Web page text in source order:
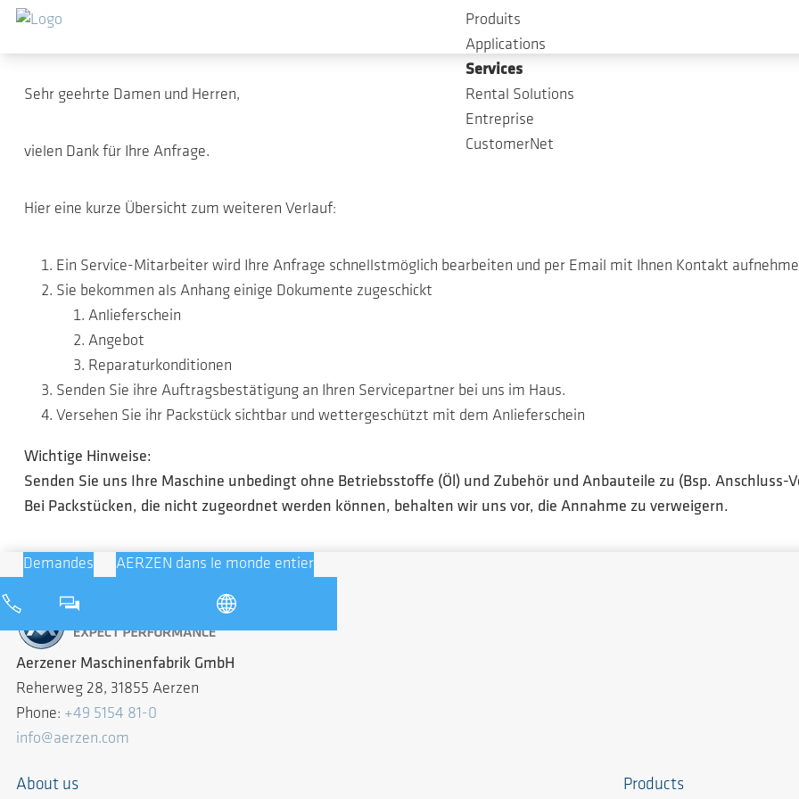
Sauter au contenu principal
Produits
Applications
Services
Rental Solutions
Entreprise
CustomerNet
Vielen Dank für Ihre Anfrage!
Sehr geehrte Damen und Herren,
vielen Dank für Ihre Anfrage.
Hier eine kurze Übersicht zum weiteren Verlauf:
Ein Service-Mitarbeiter wird Ihre Anfrage schnellstmöglich bearbeiten und per Email mit Ihnen Kontakt
Sie bekommen als Anhang einige Dokumente zugeschickt
Anlieferschein
Angebot
Reparaturkonditionen
Senden Sie ihre Auftragsbestätigung an Ihren Servicepartner bei uns im Haus.
Versehen Sie ihr Packstück sichtbar und wettergeschützt mit dem Anlieferschein
Wichtige Hinweise:
Senden Sie uns Ihre Maschine unbedingt ohne Betriebsstoffe (Öl) und Zubehör und Anbauteile zu (Bsp. Anschluss-
Bei Packstücken, die nicht zugeordnet werden können, behalten wir uns vor, die Annahme zu verweigern.
Demandes AERZEN dans le monde entier
Aerzener Maschinenfabrik GmbH
Reherweg 28, 31855 Aerzen
Phone: +49 5154 81-0
info@aerzen.com
About us Products